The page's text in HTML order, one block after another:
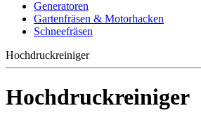
Generatoren
Gartenfräsen & Motorhacken
Schneefräsen
Hochdruckreiniger
Hochdruckreiniger